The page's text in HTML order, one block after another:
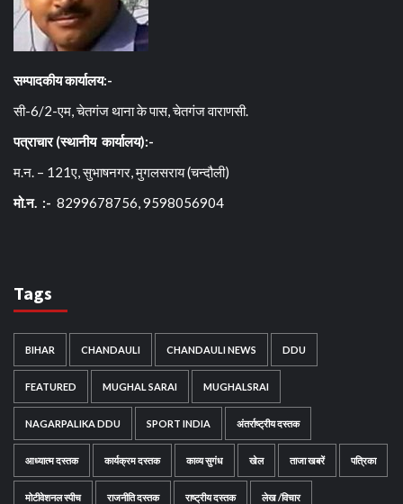
सम्पादकीय कार्यालय:-
सी-6/2-एम, चेतगंज थाना के पास, चेतगंज वाराणसी.
पत्राचार (स्थानीय कार्यालय):-
म.न. – 121ए, सुभाषनगर, मुगलसराय (चन्दौली)
मो.न. :- 8299678756, 9598056904
Tags
BIHAR CHANDAULI CHANDAULI NEWS DDU
FEATURED MUGHAL SARAI MUGHALSRAI
NAGARPALIKA DDU SPORT INDIA अंतर्राष्ट्रीय दस्तक
आध्यात्म दस्तक कार्यक्रम दस्तक काव्य सुगंध खेल ताजा खबरें पत्रिका
मोटीवेशनल स्पीच राजनीति दस्तक राष्ट्रीय दस्तक लेख /विचार